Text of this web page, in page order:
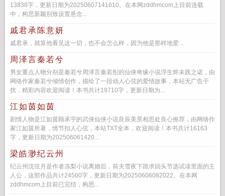
13838字，更新日期为20250607141610。在本网zddhmcom上目前连载
中，构思新颖别致设置悬念...
戚君承陈意妍
戚君承，就算他看见这一切，也不会怎么样，因为他是那样地爱...
周泽言秦若兮
男女重点人物分别是秦若兮周泽言秦若彤的仙侠奇缘小说浮生烬未践之诺，由
网络作家秦若兮倾情创作，描绘了一段动人心弦的爱情故事，本站无广告干
扰，精彩内容欢迎阅读！本书共计19710字，更新日期为...
江如茵如茵
剧情人物是江如茵顾承宇的武侠仙侠小说良辰美景相思处良心推荐，由网络作
家江如茵所著，情节扣人心弦，本站TXT全本，欢迎阅读！本书共计16163
字，更新日期为202506061420...
梁皓渺纪云州
纪云州沈弦月是作者冻梨小说离婚后，前夫雪夜下跪求回头节选试读里面的主
人公，这部作品共计24500字，更新日期为20250606082022。在本网
zddhmcom上目前已完结，构思...